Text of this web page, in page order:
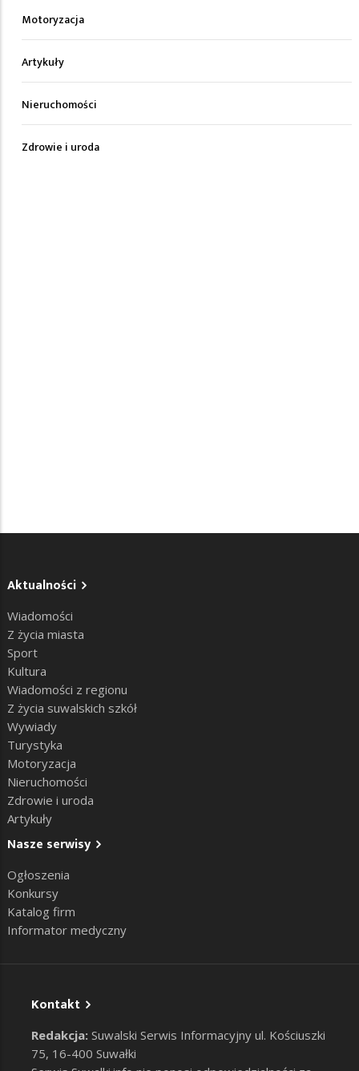
Motoryzacja
Artykuły
Nieruchomości
Zdrowie i uroda
Aktualności
Wiadomości
Z życia miasta
Sport
Kultura
Wiadomości z regionu
Z życia suwalskich szkół
Wywiady
Turystyka
Motoryzacja
Nieruchomości
Zdrowie i uroda
Artykuły
Nasze serwisy
Ogłoszenia
Konkursy
Katalog firm
Informator medyczny
Kontakt
Redakcja: Suwalski Serwis Informacyjny ul. Kościuszki
75, 16-400 Suwałki